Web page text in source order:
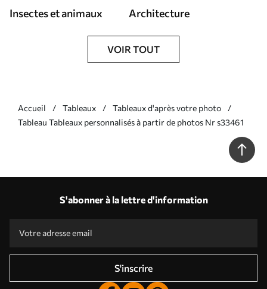
Insectes et animaux Architecture
VOIR TOUT
Accueil Tableaux
Tableaux d'après votre photo
Tableau Tableaux personnalisés à partir de photos Nr s33461
S'abonner à la lettre d'information
S'inscrire